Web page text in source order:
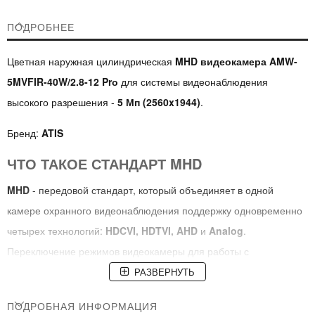
ПОДРОБНЕЕ
Цветная наружная цилиндрическая MHD видеокамера AMW-
5MVFIR-40W/2.8-12 Prо для системы видеонаблюдения
высокого разрешения - 5 Мп (2560x1944).
Бренд: ATIS
ЧТО ТАКОЕ СТАНДАРТ MHD
MHD - передовой стандарт, который объединяет в одной
камере охранного видеонаблюдения поддержку одновременно
четырех технологий: HDCVI, HDTVI, AHD и Analog.
Переключение режимов видеокамеры для работы с
соответствующим видеорегистратором (на базе одной из
РАЗВЕРНУТЬ
ПОДРОБНАЯ ИНФОРМАЦИЯ